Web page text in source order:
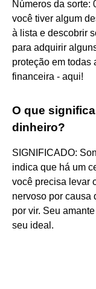
Números da sorte:
você tiver algum
à lista e descobrir
para adquirir
proteção em todas
financeira - aqui!
O que
dinheiro?
SIGNIFICADO:
indica que há um
você precisa levar
nervoso por causa
por vir. Seu
seu ideal.